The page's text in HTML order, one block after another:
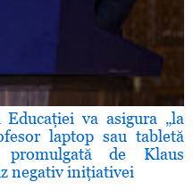
va asigura „la
laptop sau tabletă
de Klaus
negativ iniţiativei